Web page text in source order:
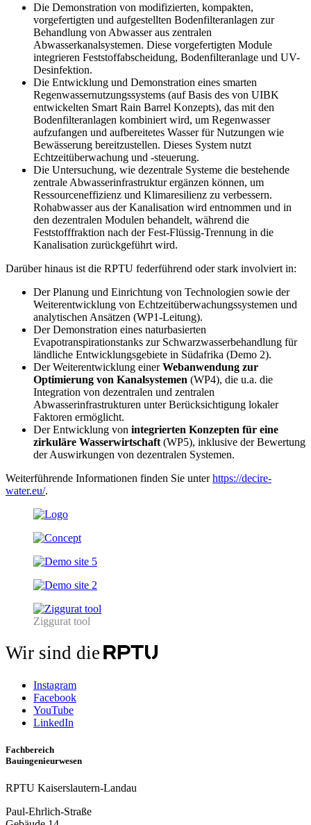
Die Demonstration von modifizierten, kompakten,
vorgefertigten und aufgestellten Bodenfilteranlagen zur
Behandlung von Abwasser aus zentralen
Abwasserkanalsystemen. Diese vorgefertigten Module
integrieren Feststoffabscheidung, Bodenfilteranlage und UV-
Desinfektion.
Die Entwicklung und Demonstration eines smarten
Regenwassernutzungssystems (auf Basis des von UIBK
entwickelten Smart Rain Barrel Konzepts), das mit den
Bodenfilteranlagen kombiniert wird, um Regenwasser
aufzufangen und aufbereitetes Wasser für Nutzungen wie
Bewässerung bereitzustellen. Dieses System nutzt
Echtzeitüberwachung und -steuerung.
Die Untersuchung, wie dezentrale Systeme die bestehende
zentrale Abwasserinfrastruktur ergänzen können, um
Ressourceneffizienz und Klimaresilienz zu verbessern.
Rohabwasser aus der Kanalisation wird entnommen und in
den dezentralen Modulen behandelt, während die
Feststofffraktion nach der Fest-Flüssig-Trennung in die
Kanalisation zurückgeführt wird.
Darüber hinaus ist die RPTU federführend oder stark involviert in:
Der Planung und Einrichtung von Technologien sowie der
Weiterentwicklung von Echtzeitüberwachungssystemen und
analytischen Ansätzen (WP1-Leitung).
Der Demonstration eines naturbasierten
Evapotranspirationstanks zur Schwarzwasserbehandlung für
ländliche Entwicklungsgebiete in Südafrika (Demo 2).
Der Weiterentwicklung einerWebanwendung zur
Optimierung von Kanalsystemen (WP4), die u.a. die
Integration von dezentralen und zentralen
Abwasserinfrastrukturen unter Berücksichtigung lokaler
Faktoren ermöglicht.
Der Entwicklung von integrierten Konzepten für eine
zirkuläre Wasserwirtschaft (WP5), inklusive der Bewertung
der Auswirkungen von dezentralen Systemen.
Weiterführende Informationen finden Sie unterhttps://decire-
water.eu/.
Ziggurat tool
Wir sind die
Instagram
Facebook
YouTube
LinkedIn
Fachbereich
Bauingenieurwesen
RPTU Kaiserslautern-Landau
Paul-Ehrlich-Straße